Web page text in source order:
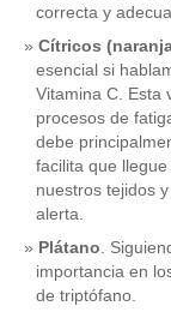
correcta y
Cítricos
esencial si
Vitamina C. Esta
procesos de
debe
facilita que
nuestros tejidos
alerta.
Plátano.
importancia en
de triptófano.